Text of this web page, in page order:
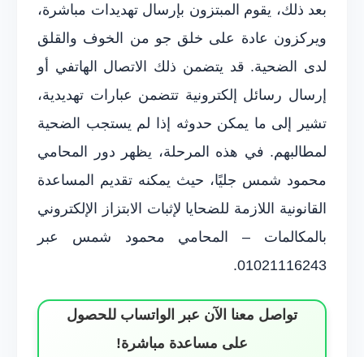
بعد ذلك، يقوم المبتزون بإرسال تهديدات مباشرة،
ويركزون عادة على خلق جو من الخوف والقلق
لدى الضحية. قد يتضمن ذلك الاتصال الهاتفي أو
إرسال رسائل إلكترونية تتضمن عبارات تهديدية،
تشير إلى ما يمكن حدوثه إذا لم يستجب الضحية
لمطالبهم. في هذه المرحلة، يظهر دور المحامي
محمود شمس جليًا، حيث يمكنه تقديم المساعدة
القانونية اللازمة للضحايا لإثبات الابتزاز الإلكتروني
بالمكالمات – المحامي محمود شمس عبر
01021116243.
تواصل معنا الآن عبر الواتساب للحصول
على مساعدة مباشرة!